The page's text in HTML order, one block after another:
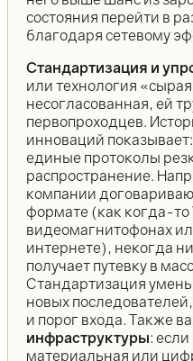
состояния перейти в
благодаря сетевому
Стандартизация и
или технология
несогласованная, ей
первопроходцев.
инноваций
единые протоколы
распространение.
компании
формате (как когда-то
видеомагнитофонах
интернете), некогда
получает путевку в
Стандартизация
новых
и порог входа. Также
инфраструктуры:
материальная или